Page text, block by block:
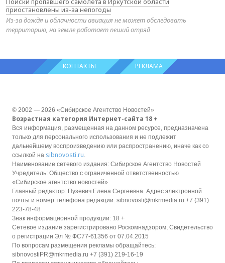
приостановлены из-за непогоды
Из-за дождя и облачности авиация не может обследовать
территорию, на земле работает пеший отряд
КОНТАКТЫ РЕКЛАМА
© 2002 — 2026 «Сибирское Агентство Новостей»
Возрастная категория Интернет-сайта 18 +
Вся информация, размещенная на данном ресурсе, предназначена
только для персонального использования и не подлежит
дальнейшему воспроизведению или распространению, иначе как со
ссылкой на sibnovosti.ru.
Наименование сетевого издания: Сибирское Агентство Новостей
Учредитель: Общество с ограниченной ответственностью
«Сибирское агентство новостей»
Главный редактор: Пузевич Елена Сергеевна. Адрес электронной
почты и номер телефона редакции: sibnovosti@mkrmedia.ru +7 (391)
223-78-48
Знак информационной продукции: 18 +
Сетевое издание зарегистрировано Роскомнадзором, Свидетельство
о регистрации Эл № ФС77-61356 от 07.04.2015
По вопросам размещения рекламы обращайтесь:
sibnovostiPR@mkrmedia.ru +7 (391) 219-16-19